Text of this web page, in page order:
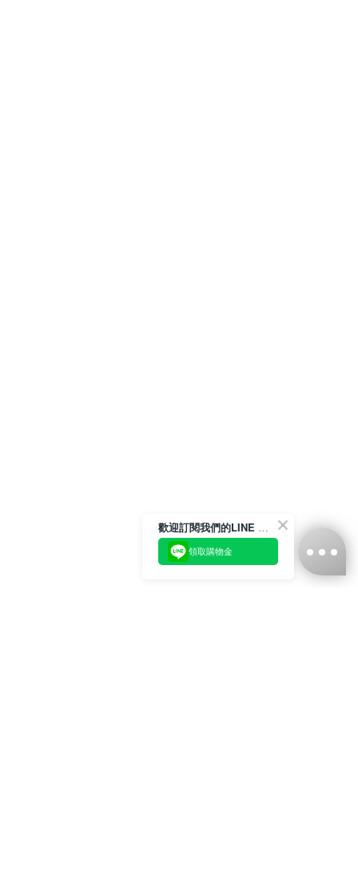
歡迎訂閱我們的LINE 官方帳號
領取購物金